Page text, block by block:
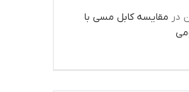
در مقایسه کابل مسی با